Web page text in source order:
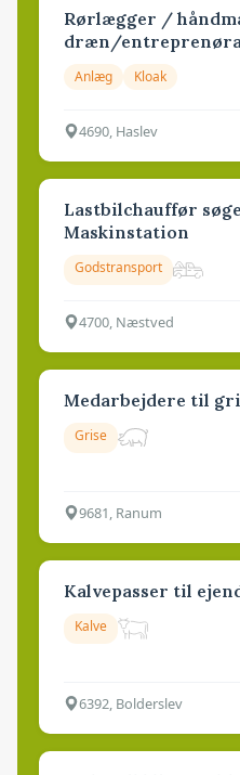
Rørlægger /
dræn/
Anlæg Kloak
4690, Haslev
Lastbilchauffør
Maskinstation
Godstransport
4700, Næstved
Medarbejdere til
Grise
9681, Ranum
Kalvepasser til
Kalve
6392, Bolderslev